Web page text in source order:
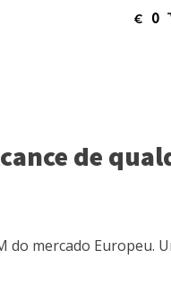
€ 0
de
mercado Europeu.